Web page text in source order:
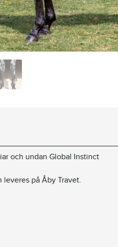
och undan Global Instinct
leveres på Åby Travet.